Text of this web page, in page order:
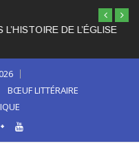
DE L’ÉGLISE
BŒUF LITTÉRAIRE